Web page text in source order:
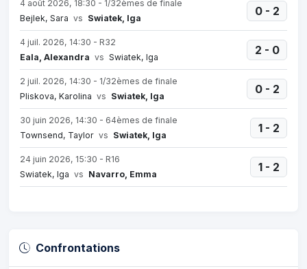
4 août 2026, 18:30 - 1/32èmes de finale
Bejlek, Sara vs Swiatek, Iga
0 - 2
4 juil. 2026, 14:30 - R32
Eala, Alexandra vs Swiatek, Iga
2 - 0
2 juil. 2026, 14:30 - 1/32èmes de finale
Pliskova, Karolina vs Swiatek, Iga
0 - 2
30 juin 2026, 14:30 - 64èmes de finale
Townsend, Taylor vs Swiatek, Iga
1 - 2
24 juin 2026, 15:30 - R16
Swiatek, Iga vs Navarro, Emma
1 - 2
Confrontations